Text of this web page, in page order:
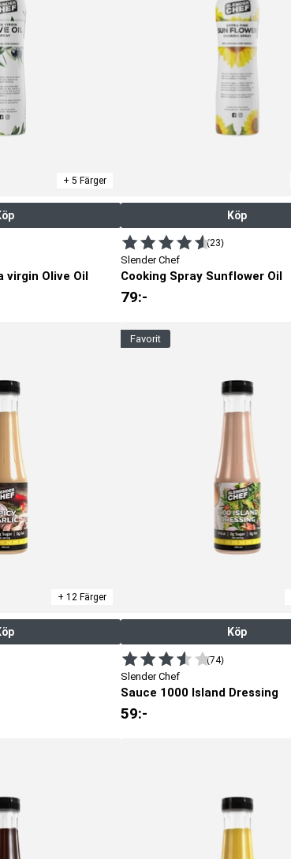
koll på kaloriintaget, men också vid träning och
+ 5 Färger
virgin Olive Oil
Köp
(23)
Slender Chef
Cooking Spray Sunflower Oil
79:-
+ 12 Färger
favorit
Köp
(74)
Slender Chef
Sauce 1000 Island Dressing
59:-